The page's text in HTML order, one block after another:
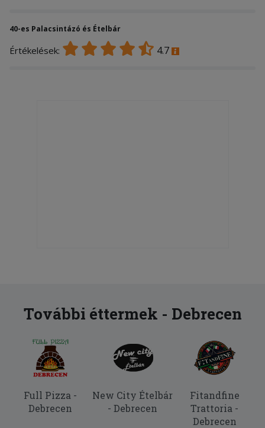
40-es Palacsintázó és Ételbár
Értékelések: 4.7
További éttermek - Debrecen
Full Pizza -
Debrecen
New City Ételbár
- Debrecen
Fitandfine
Trattoria -
Debrecen